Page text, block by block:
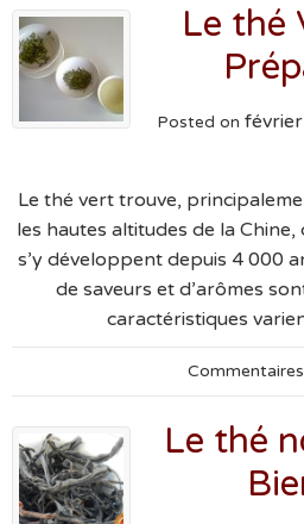
Le thé
Posted on
Le thé vert trouve,
les hautes altitudes de la
s’y développent depuis 4 000
de saveurs et d’arômes
caractéristiques
Le thé